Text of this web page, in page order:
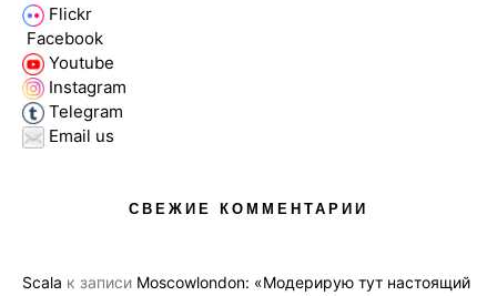
Flickr
Facebook
Youtube
Instagram
Telegram
Email us
СВЕЖИЕ КОММЕНТАРИИ
Scala к записи Moscowlondon: «Модерирую тут настоящий